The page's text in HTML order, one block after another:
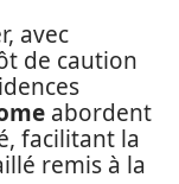
avec
de caution
abordent
facilitant la
remis à la